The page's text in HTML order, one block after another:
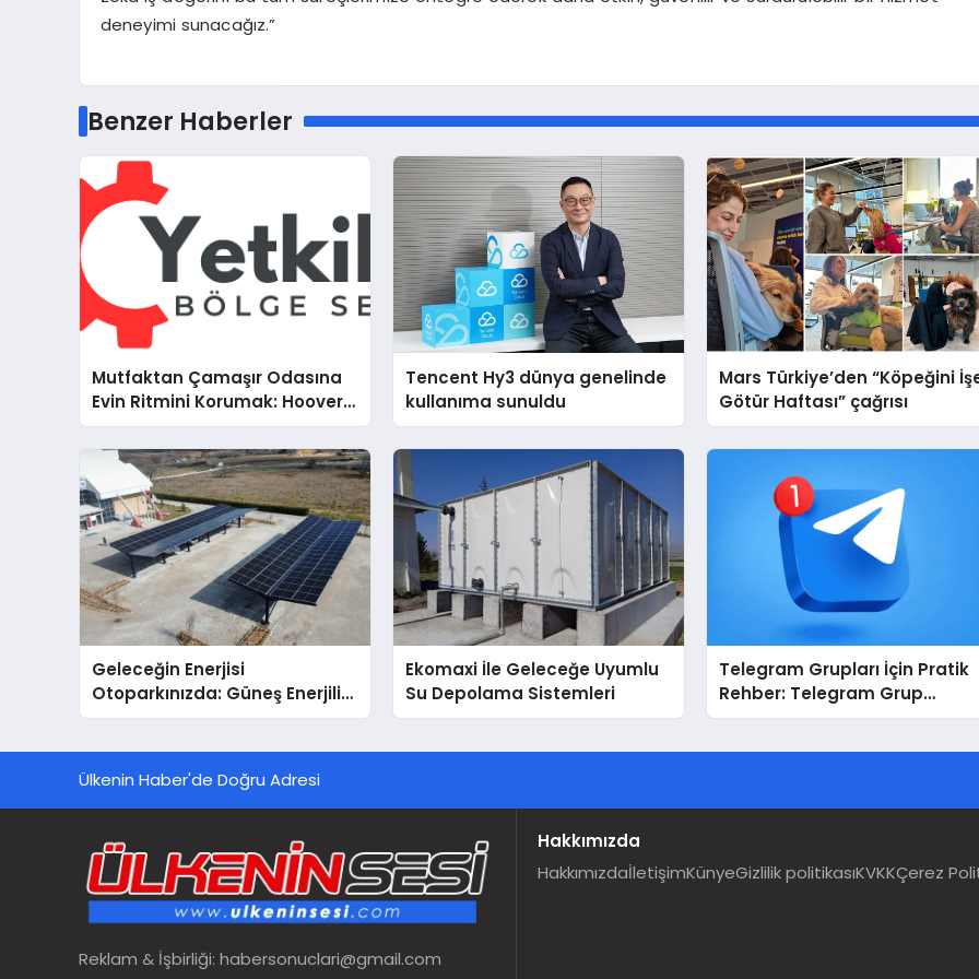
deneyimi sunacağız.”
Benzer Haberler
Mutfaktan Çamaşır Odasına
Evin Ritmini Korumak: Hoover
Cihazlarında Dürüst Teknik
Destek Deneyimi
Tencent Hy3 dünya genelinde
kullanıma sunuldu
Mars Türkiye’den “Köpeğini
Götür Haftası” çağrısı
Geleceğin Enerjisi
Otoparkınızda: Güneş Enerjili
Carport (Solar Otopark)
Ekomaxi İle Geleceğe Uyumlu
Su Depolama Sistemleri
Telegram Grupları İçin Pratik
Rehber: Telegram Grup
Dizinleri Kullanıcılara Ne
Ülkenin Haber'de Doğru Adresi
Reklam & İşbirliği: habersonuclari@gmail.com
Hakkımızda
HakkımızdaİletişimKünyeGizlilik politikasıKVKKÇerez